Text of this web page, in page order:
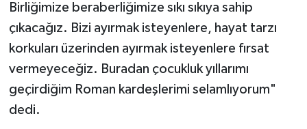
Birliğimize beraberliğimize sıkı sıkıya sahip
çıkacağız. Bizi ayırmak isteyenlere, hayat tarzı
korkuları üzerinden ayırmak isteyenlere fırsat
vermeyeceğiz. Buradan çocukluk yıllarımı
geçirdiğim Roman kardeşlerimi selamlıyorum"
dedi.